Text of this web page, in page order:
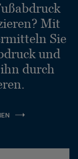
Mit
Sie
und
durch